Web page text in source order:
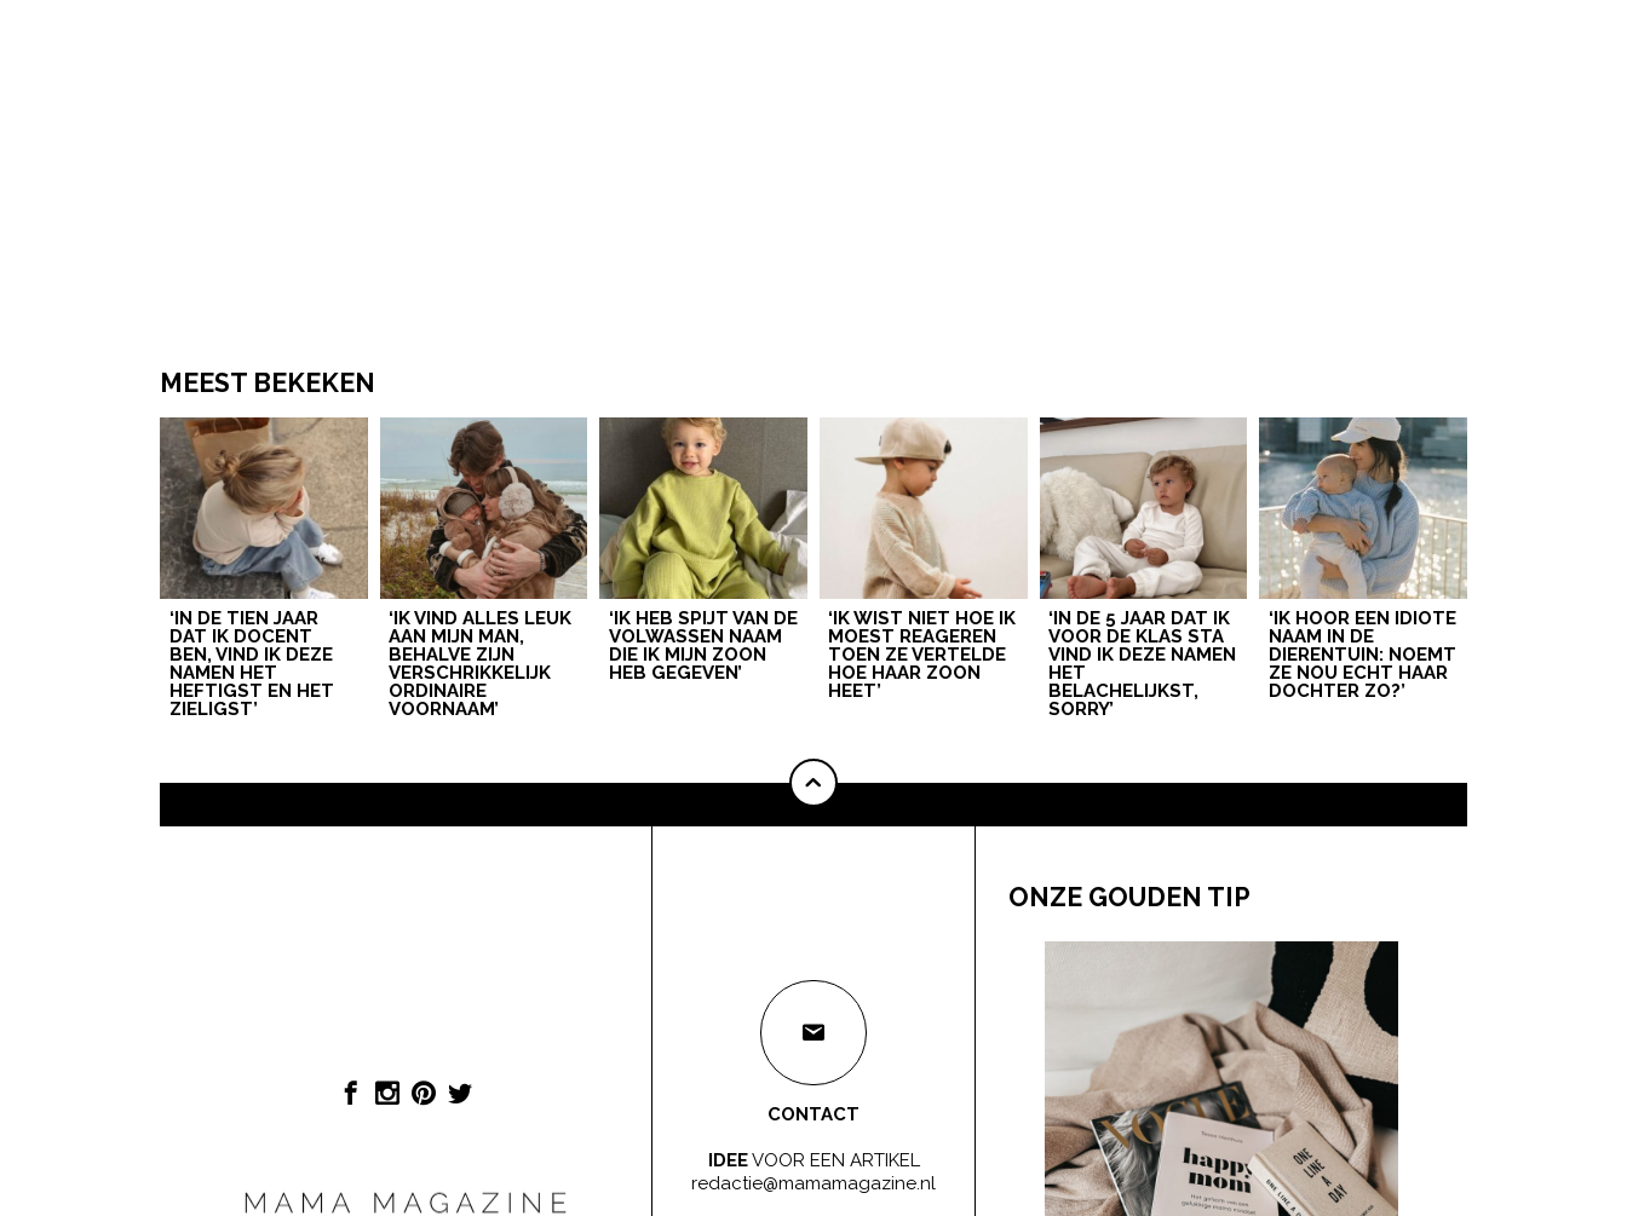
MEEST BEKEKEN
‘IN DE TIEN JAAR
DAT IK DOCENT
BEN, VIND IK DEZE
NAMEN HET
HEFTIGST EN HET
ZIELIGST’
‘IK VIND ALLES LEUK
AAN MIJN MAN,
BEHALVE ZIJN
VERSCHRIKKELIJK
ORDINAIRE
VOORNAAM’
‘IK HEB SPIJT VAN DE
VOLWASSEN NAAM
DIE IK MIJN ZOON
HEB GEGEVEN’
‘IK WIST NIET HOE IK
MOEST REAGEREN
TOEN ZE VERTELDE
HOE HAAR ZOON
HEET’
‘IN DE 5 JAAR DAT IK
VOOR DE KLAS STA
VIND IK DEZE NAMEN
HET
BELACHELIJKST,
SORRY’
‘IK HOOR EEN IDIOTE
NAAM IN DE
DIERENTUIN: NOEMT
ZE NOU ECHT HAAR
DOCHTER ZO?’
CONTACT
IDEEVOOR EEN ARTIKEL
redactie@mamamagazine.nl
ONZE GOUDEN TIP